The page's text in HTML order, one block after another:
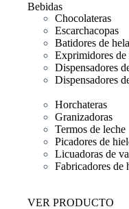
Bebidas
Chocolateras
Escarchacopas
Batidores de
Exprimidores de
Dispensadores
Dispensadores
Horchateras
Granizadoras
Termos de leche
Picadores de
Licuadoras de
Fabricadores de
VER PRODUCTO